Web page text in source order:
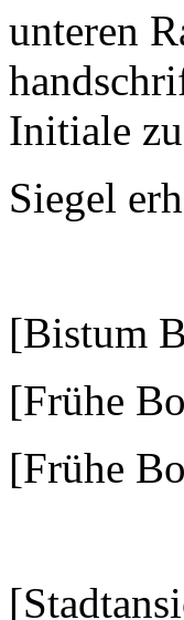
unteren
Initiale
Siegel
[Bistum
[Frühe
[Frühe